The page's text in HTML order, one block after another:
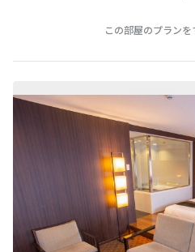
この部屋のプランを